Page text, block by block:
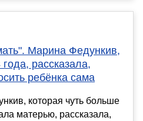
Марина Федункив,
рассказала,
ребёнка сама
которая чуть больше
матерью, рассказала,